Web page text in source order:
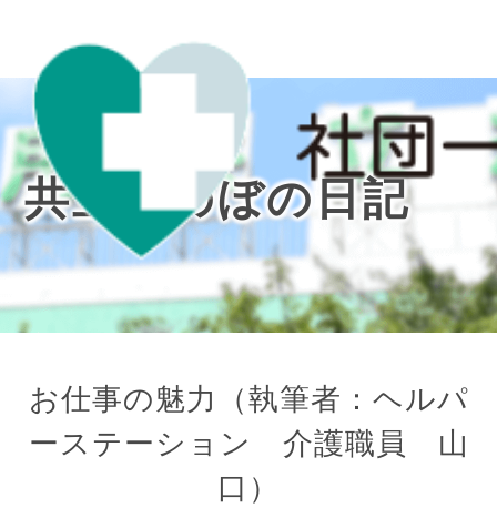
共立ほのぼの日記
お仕事の魅力（執筆者：ヘルパ
ーステーション 介護職員 山
口）